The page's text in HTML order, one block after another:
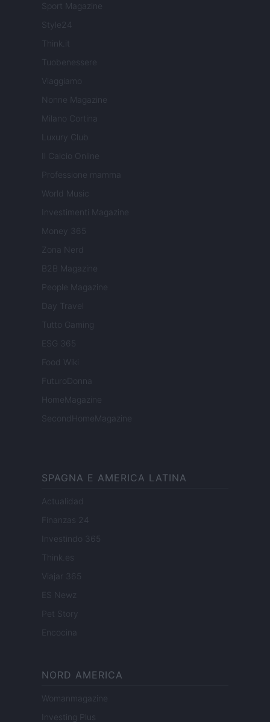
Sport Magazine
Style24
Think.it
Tuobenessere
Viaggiamo
Nonne Magazine
Milano Cortina
Luxury Club
Il Calcio Online
Professione mamma
World Music
Investimenti Magazine
Money 365
Zona Nerd
B2B Magazine
People Magazine
Day Travel
Tutto Gaming
ESG 365
Food Wiki
FuturoDonna
HomeMagazine
SecondHomeMagazine
SPAGNA E AMERICA LATINA
Actualidad
Finanzas 24
Investindo 365
Think.es
Viajar 365
ES Newz
Pet Story
Encocina
NORD AMERICA
Womanmagazine
Investing Plus